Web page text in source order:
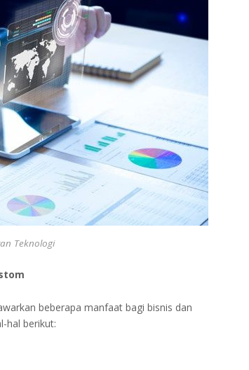
Teknologi
beberapa manfaat bagi bisnis dan
hal berikut: